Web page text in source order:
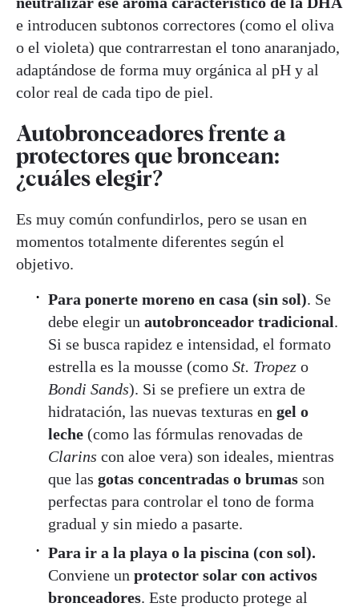
e introducen subtonos correctores (como el oliva
o el violeta) que contrarrestan el tono anaranjado,
adaptándose de forma muy orgánica al pH y al
color real de cada tipo de piel.
Autobronceadores frente a
protectores que broncean:
¿cuáles elegir?
Es muy común confundirlos, pero se usan en
momentos totalmente diferentes según el
objetivo.
Para ponerte moreno en casa (sin sol). Se
debe elegir un autobronceador tradicional.
Si se busca rapidez e intensidad, el formato
estrella es la mousse (como St. Tropez o
Bondi Sands). Si se prefiere un extra de
hidratación, las nuevas texturas en gel o
leche (como las fórmulas renovadas de
Clarins con aloe vera) son ideales, mientras
que las gotas concentradas o brumas son
perfectas para controlar el tono de forma
gradual y sin miedo a pasarte.
Para ir a la playa o la piscina (con sol).
Conviene un protector solar con activos
bronceadores. Este producto protege al